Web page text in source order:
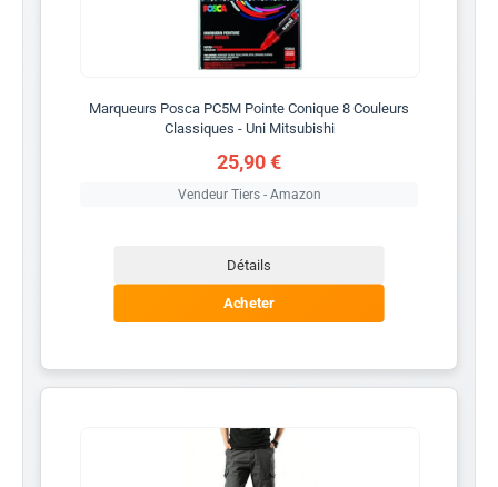
Marqueurs Posca PC5M Pointe Conique 8 Couleurs
Classiques - Uni Mitsubishi
25,90 €
Vendeur Tiers - Amazon
Détails
Acheter